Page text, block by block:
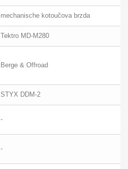
mechanische kotoučova brzda
Tektro MD-M280
Berge & Offroad
STYX DDM-2
-
-